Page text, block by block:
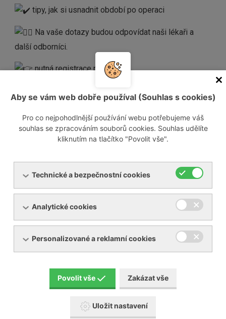
tipy, jak si usnadnit období po operaci
Na vaše dotazy budou odpovídat naši lékaři a
další odborníci.
nutná registrace předem
Aby se vám web dobře používal (Souhlas s cookies)
Pro co nejpohodlnější používání webu potřebujeme váš
souhlas se zpracováním souborů cookies. Souhlas udělíte
kliknutím na tlačítko "Povolit vše".
Technické a bezpečnostní cookies
Analytické cookies
Personalizované a reklamní cookies
Povolit vše Zakázat vše
Uložit nastavení